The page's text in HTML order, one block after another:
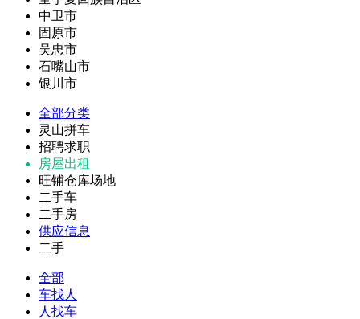
中卫市
固原市
吴忠市
石嘴山市
银川市
全部分类
灵山拼车
招聘求职
房屋出租
旺铺仓库场地
二手车
二手房
供应信息
二手
全部
车找人
人找车